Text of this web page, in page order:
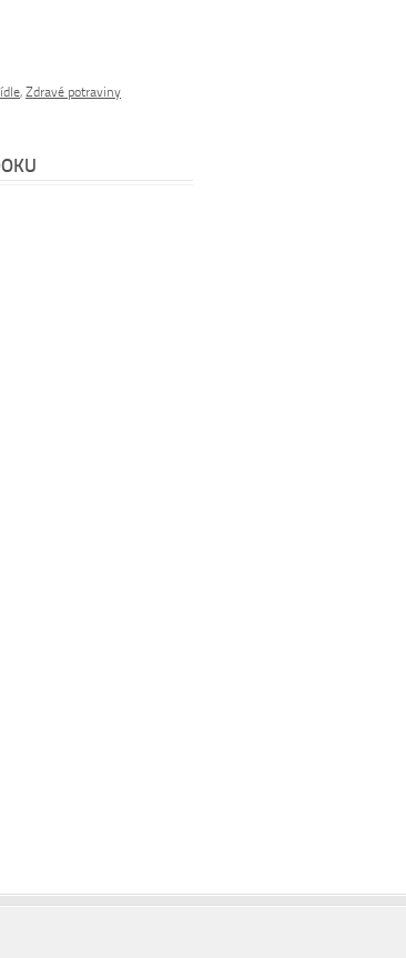
, Zdravé potraviny